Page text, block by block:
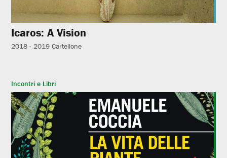
Icaros: A Vision
2018 - 2019 Cartellone
Incontri e Libri